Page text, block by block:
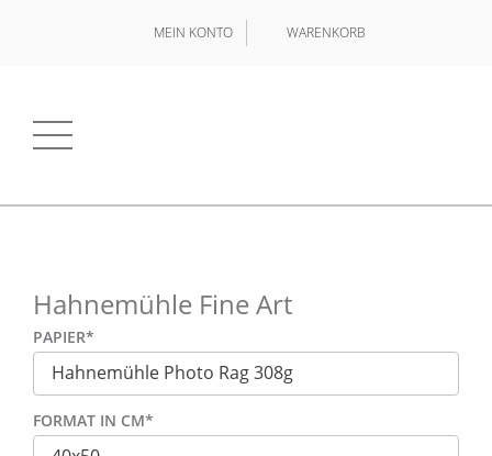
MEIN KONTO WARENKORB
Hahnemühle Fine Art
PAPIER*
FORMAT IN CM*